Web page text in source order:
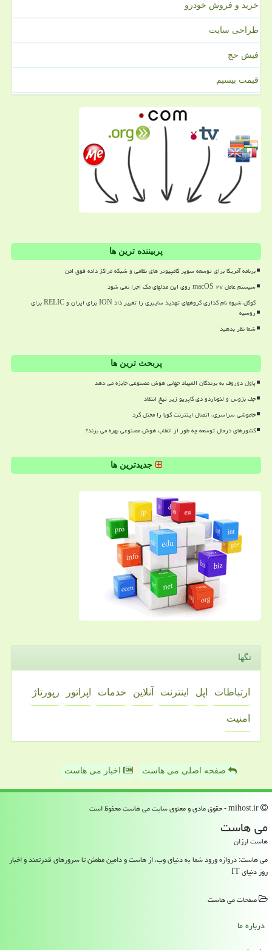
خرید و فروش خودرو
طراحی سایت
فیش حج
قیمت بیسیم
پربیننده ترین ها
برنامه آمریکا برای توسعه سوپر کامپیوتر های نظامی و شبکه مراکز داده فوق امن
سیستم عامل macOS ۲۷ روی این مدلهای مک اجرا نمی شود
گوگل شیوه نام گذاری گروههای تهدید سایبری را تغییر داد ION برای ایران و RELIC برای
روسیه
شما نظر بدهید
پربحث ترین ها
پاول دوروف به برندگان المپیاد جهانی هوش مصنوعی جایزه می دهد
جف بزوس و لئوناردو دی کاپریو زیر تیغ انتقاد
خاموشی سراسری، اتصال اینترنت کوبا را مختل کرد
کشورهای درحال توسعه چه طور از انقلاب هوش مصنوعی بهره می برند؟
جدیدترین ها
تگها
ارتباطات اپل اینترنت آنلاین خدمات اپراتور رپورتاژ
امنیت
صفحه اصلی می هاست اخبار می هاست
می هاست
هاست ارزان
می هاست: دروازه ورود شما به دنیای وب، از هاست و دامین مطمئن تا سرورهای قدرتمند و اخبار
روز دنیای IT
صفحات می هاست
درباره ما